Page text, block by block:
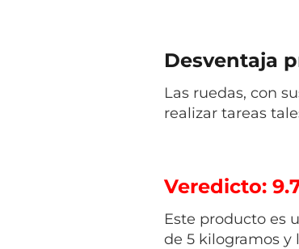
Desventaja
Las ruedas, con
realizar tareas
Veredicto:
Este producto es
de 5 kilogramos y